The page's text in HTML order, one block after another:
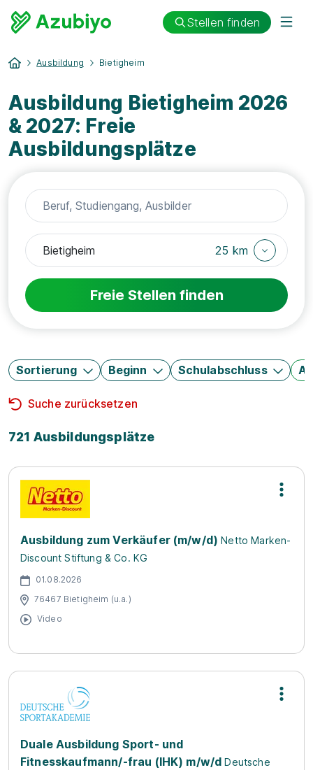
Stellen finden
Ausbildung Bietigheim
Ausbildung Bietigheim 2026
& 2027: Freie
Ausbildungsplätze
25 km
Freie Stellen finden
Sortierung Beginn Schulabschluss
Suche zurücksetzen
721 Ausbildungsplätze
Ausbildung zum Verkäufer (m/w/d) Netto Marken-
Discount Stiftung & Co. KG
01.08.2026
76467 Bietigheim (u.a.)
Video
Duale Ausbildung Sport- und
Fitnesskaufmann/-frau (IHK) m/w/d Deutsche